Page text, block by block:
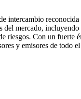
intercambio
del mercado,
riesgos. Con un fuerte
y emisores de